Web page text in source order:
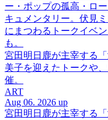
ー・ポップの孤高・ロ
キュメンタリー。伏見
にまつわるトークイベ
も。
宮田明日鹿が主宰する
美子を迎えたトークや
催。
ART
Aug 06. 2026 up
宮田明日鹿が主宰する